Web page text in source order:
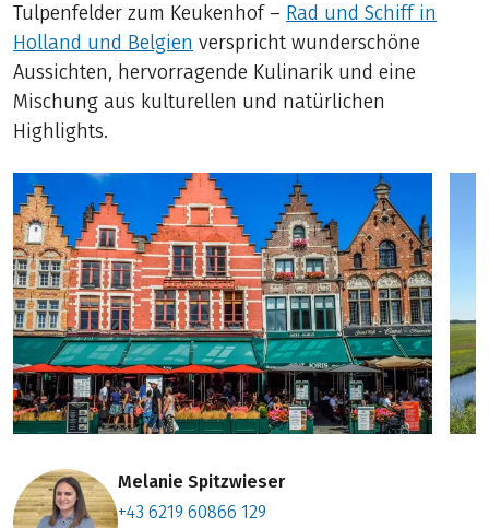
Tulpenfelder zum Keukenhof – Rad und Schiff in
Holland und Belgien verspricht wunderschöne
Aussichten, hervorragende Kulinarik und eine
Mischung aus kulturellen und natürlichen
Highlights.
Melanie Spitzwieser
+43 6219 60866 129